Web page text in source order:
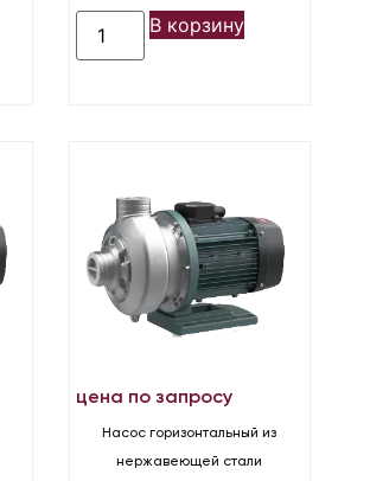
В корзину
цена по запросу
Насос горизонтальный из
нержавеющей стали